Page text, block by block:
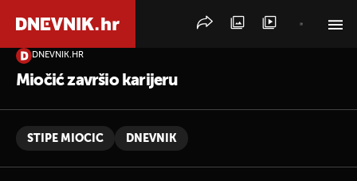
DNEVNIK.HR
Miočić završio karijeru
STIPE MIOCIC DNEVNIK
PRETRAŽITE VIJESTI